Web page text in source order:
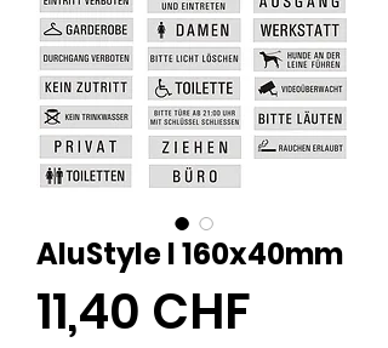
AluStyle I 160x40mm
11,40 CHF